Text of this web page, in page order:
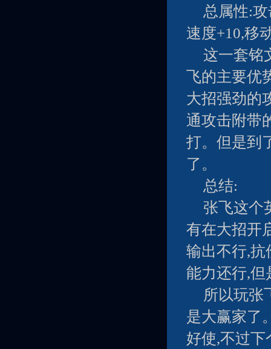
总属性:
速度+10,移
这一套铭
飞的主要
大招强劲的
通攻击附带
打。但是到
了。
总结:
张飞这个
有在大招开
输出不行,抗
能力还行,但
所以玩张
是大赢家了
好使,不过